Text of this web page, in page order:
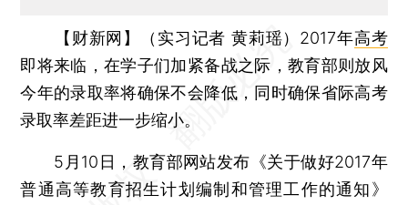
【财新网】（实习记者 黄莉瑶） 2017年高考
即将来临，在学子们加紧备战之际，教育部则放风
今年的录取率将确保不会降低，同时确保省际高考
录取率差距进一步缩小。
5月10日，教育部网站发布《关于做好2017年
普通高等教育招生计划编制和管理工作的通知》